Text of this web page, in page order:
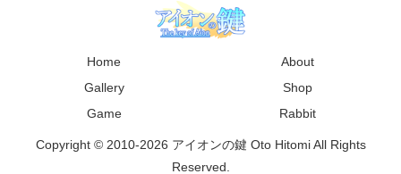
Home
About
Gallery
Shop
Game
Rabbit
Copyright © 2010-2026 アイオンの鍵 Oto Hitomi All Rights
Reserved.